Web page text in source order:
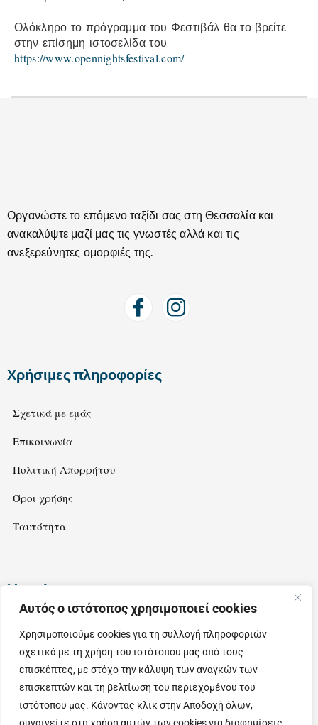
Αυτός ο ιστότοπος χρησιμοποιεί cookies
Χρησιμοποιούμε cookies για τη συλλογή πληροφοριών
σχετικά με τη χρήση του ιστότοπου μας από τους
επισκέπτες, με στόχο την κάλυψη των αναγκών των
επισκεπτών και τη βελτίωση του περιεχομένου του
ιστότοπου μας. Κάνοντας κλικ στην Αποδοχή όλων,
Ολόκληρο το πρόγραμμα του Φεστιβάλ θα το βρείτε
στην επίσημη ιστοσελίδα του
https://www.opennightsfestival.com/
Οργανώστε το επόμενο ταξίδι σας στη Θεσσαλία και
ανακαλύψτε μαζί μας τις γνωστές αλλά και τις
ανεξερεύνητες ομορφιές της.
Χρήσιμες πληροφορίες
Σχετικά με εμάς
Επικοινωνία
Πολιτική Απορρήτου
Όροι χρήσης
Ταυτότητα
Newsletter
Εγγραφείτε στο newsletter μας για να λαμβάνετε ιδέες και
προτάσεις για εξορμήσεις στην όμορφη Θεσσαλία.